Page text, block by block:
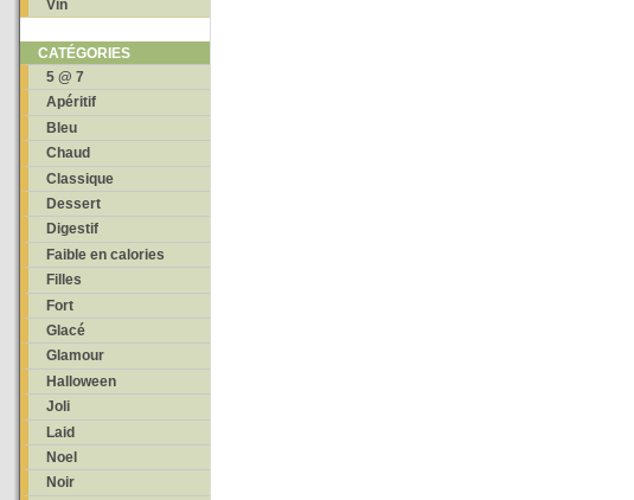
Vin
CATÉGORIES
5 @ 7
Apéritif
Bleu
Chaud
Classique
Dessert
Digestif
Faible en calories
Filles
Fort
Glacé
Glamour
Halloween
Joli
Laid
Noel
Noir